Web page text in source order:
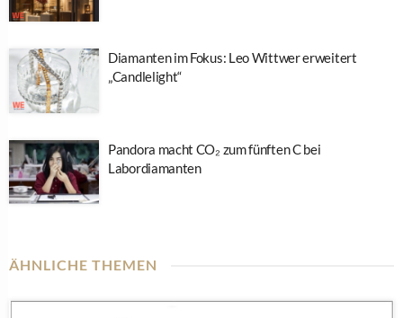
Diamanten im Fokus: Leo Wittwer erweitert
„Candlelight“
Pandora macht CO₂ zum fünften C bei
Labordiamanten
ÄHNLICHE THEMEN